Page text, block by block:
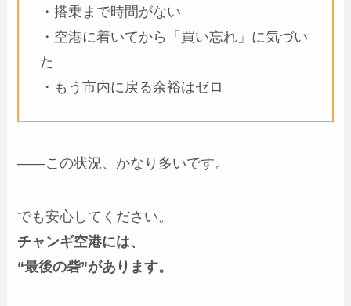
・搭乗まで時間がない
・空港に着いてから「買い忘れ」に気づい
た
・もう市内に戻る余裕はゼロ
――この状況、かなり多いです。
でも安心してください。
チャンギ空港には、
“最後の砦”があります。